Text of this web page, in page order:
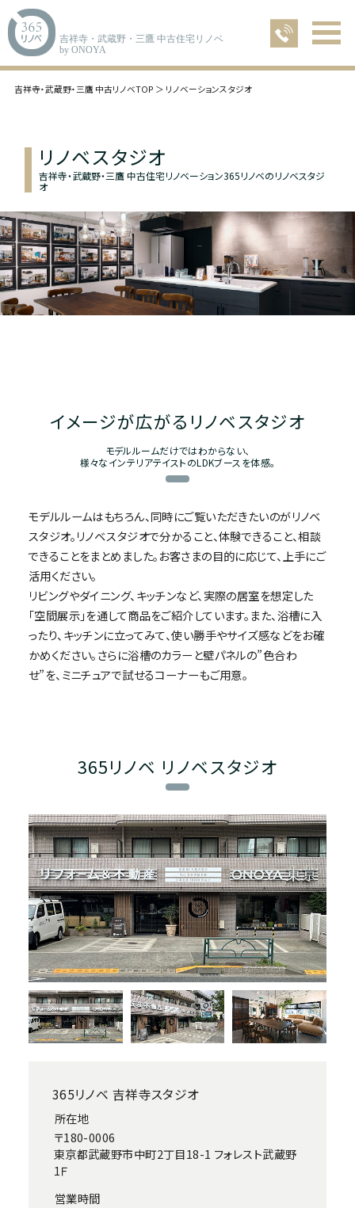
吉祥寺・武蔵野・三鷹 中古住宅リノベ
by ONOYA
吉祥寺・武蔵野・三鷹 中古リノベTOP リノベーションスタジオ
リノベスタジオ
吉祥寺・武蔵野・三鷹 中古住宅リノベーション365リノベのリノベスタジ
オ
イメージが広がるリノベスタジオ
モデルルームだけではわからない、
様々なインテリアテイストのLDKブースを体感。
モデルルームはもちろん、同時にご覧いただきたいのがリノベ
スタジオ。リノベスタジオで分かること、体験できること、相談
できることをまとめました。お客さまの目的に応じて、上手にご
活用ください。
リビングやダイニング、キッチンなど、実際の居室を想定した
「空間展示」を通して商品をご紹介しています。また、浴槽に入
ったり、キッチンに立ってみて、使い勝手やサイズ感などをお確
かめください。さらに浴槽のカラーと壁パネルの”色合わ
せ”を、ミニチュアで試せるコーナーもご用意。
365リノベ リノベスタジオ
365リノベ 吉祥寺スタジオ
所在地
〒180-0006
東京都武蔵野市中町2丁目18-1 フォレスト武蔵野
1Ｆ
営業時間